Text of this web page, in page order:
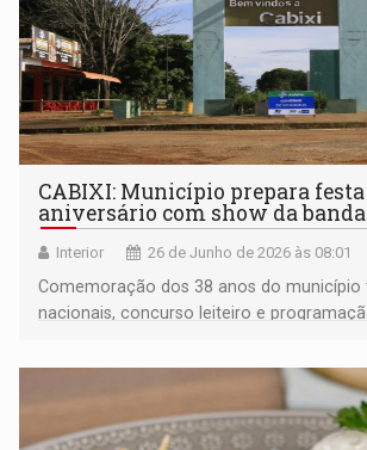
CABIXI: Município prepara festa
aniversário com show da
Interior 26 de Junho de 2026 às 08:01
Comemoração dos 38 anos do município
nacionais, concurso leiteiro e